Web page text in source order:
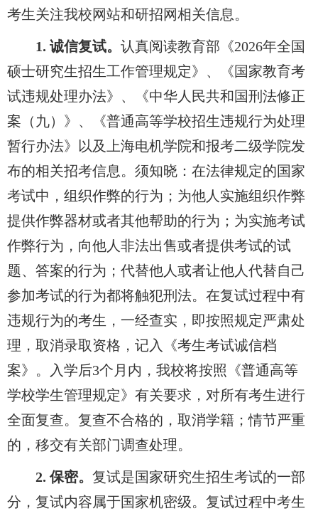
考生关注我校网站和研招网相关信息。
1. 诚信复试。 认真阅读教育部《2026年全国
硕士研究生招生工作管理规定》、《国家教育考
试违规处理办法》、《中华人民共和国刑法修正
案（九）》、《普通高等学校招生违规行为处理
暂行办法》以及上海电机学院和报考二级学院发
布的相关招考信息。须知晓：在法律规定的国家
考试中，组织作弊的行为；为他人实施组织作弊
提供作弊器材或者其他帮助的行为；为实施考试
作弊行为，向他人非法出售或者提供考试的试
题、答案的行为；代替他人或者让他人代替自己
参加考试的行为都将触犯刑法。在复试过程中有
违规行为的考生，一经查实，即按照规定严肃处
理，取消录取资格，记入《考生考试诚信档
案》。入学后3个月内，我校将按照《普通高等
学校学生管理规定》有关要求，对所有考生进行
全面复查。复查不合格的，取消学籍；情节严重
的，移交有关部门调查处理。
2. 保密。 复试是国家研究生招生考试的一部
分，复试内容属于国家机密级。复试过程中考生